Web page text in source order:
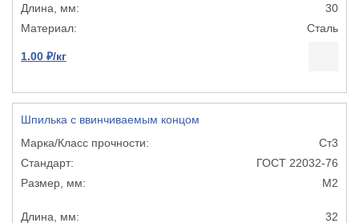
30
Сталь
1.00 ₽/кг
Шпилька с ввинчиваемым концом
Ст3
ГОСТ 22032-76
М2
32